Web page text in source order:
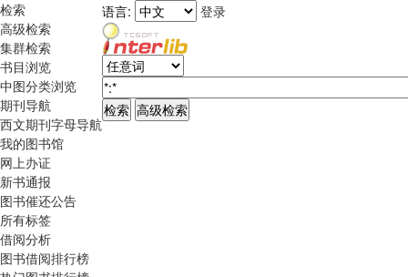
检索
高级检索
集群检索
书目浏览
中图分类浏览
期刊导航
西文期刊字母导航
我的图书馆
网上办证
新书通报
图书催还公告
所有标签
借阅分析
图书借阅排行榜
语言: 登录